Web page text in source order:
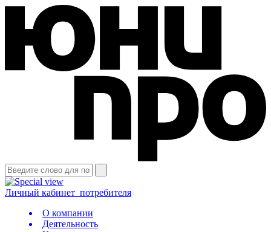
Личный кабинет потребителя
О компании
Деятельность